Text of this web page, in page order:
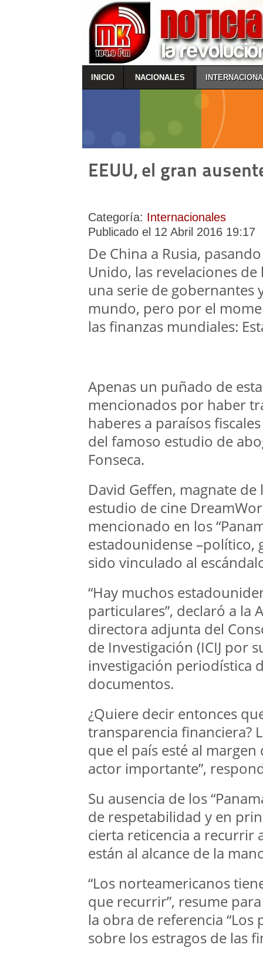
INICIO NACIONALES
EEUU, el gran
Categoría: Internacionales
Publicado el 12 Abril 2016 19:17
De China a Rusia,
Unido, las revelaciones de
una serie de
mundo, pero por el
las finanzas mundiales:
Apenas un puñado de
mencionados por haber
haberes a paraísos
del famoso estudio de
Fonseca.
David Geffen, magnate
estudio de cine
mencionado en los
estadounidense –político,
sido vinculado al
“Hay muchos
particulares”, declaró a la
directora adjunta del
de Investigación (ICIJ por
investigación periodística
documentos.
¿Quiere decir entonces
transparencia financiera?
que el país esté al
actor importante”,
Su ausencia de los
de respetabilidad y en
cierta reticencia a recurrir
están al alcance de la
“Los norteamericanos
que recurrir”, resume
la obra de referencia “Los
sobre los estragos de las